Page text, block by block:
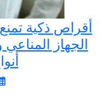
أقراص ذكية